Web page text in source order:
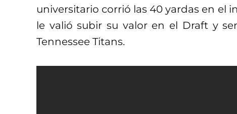
universitario corrió las 40 yardas en el
le valió subir su valor en el Draft y
Tennessee Titans.